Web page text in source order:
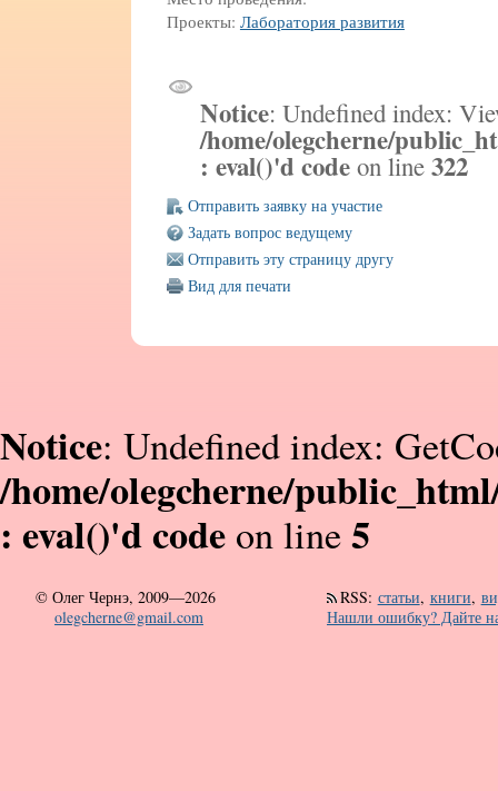
Проекты: Лаборатория развития
Notice: Undefined index:
/home/olegcherne/
: eval()'d codeon line 322
Отправить заявку на участие
Задать вопрос ведущему
Отправить эту страницу другу
Вид для печати
Notice: Undefined index:
/home/olegcherne/
: eval()'d code on line5
© Олег Чернэ, 2009—2026
olegcherne@gmail.com
RSS: статьи, книги,
Нашли ошибку? Дайте